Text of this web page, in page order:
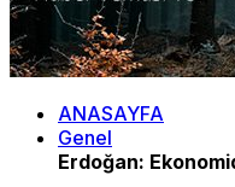
ANASAYFA
Genel
Erdoğan: